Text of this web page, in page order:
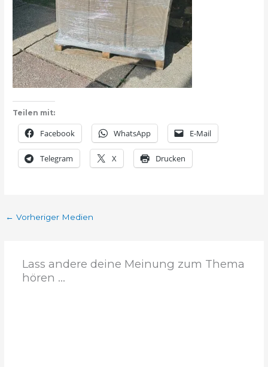
Teilen mit:
Facebook WhatsApp E-Mail
Telegram X Drucken
← Vorheriger Medien
Lass andere deine Meinung zum Thema
hören ...